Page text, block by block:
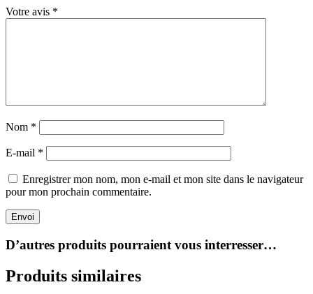
Votre avis *
Nom *
E-mail *
Enregistrer mon nom, mon e-mail et mon site dans le navigateur
pour mon prochain commentaire.
Envoi
D’autres produits pourraient vous interresser…
Produits similaires